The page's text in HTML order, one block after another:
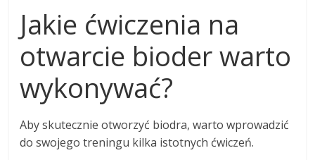
Jakie ćwiczenia na
otwarcie bioder warto
wykonywać?
Aby skutecznie otworzyć biodra, warto wprowadzić
do swojego treningu kilka istotnych ćwiczeń.